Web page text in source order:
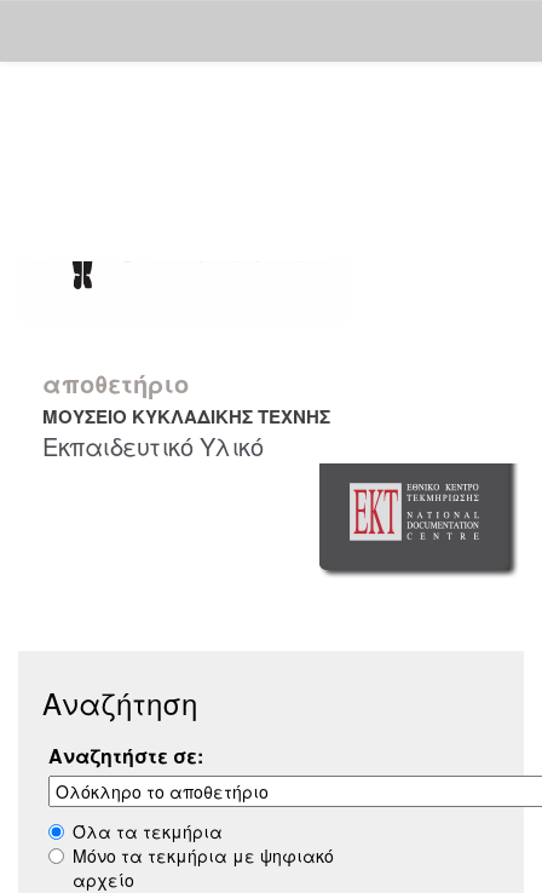
αποθετήριο
ΜΟΥΣΕΙΟ ΚΥΚΛΑΔΙΚΗΣ ΤΕΧΝΗΣ
Εκπαιδευτικό Υλικό
Αναζήτηση
Αναζητήστε σε:
Όλα τα τεκμήρια
Μόνο τα τεκμήρια με ψηφιακό
αρχείο